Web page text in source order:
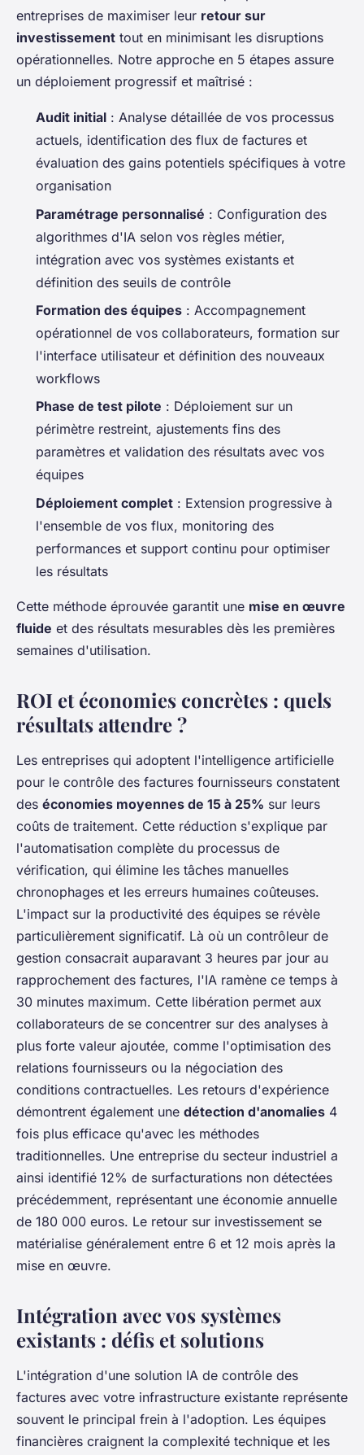
entreprises de maximiser leur retour sur
investissement tout en minimisant les disruptions
opérationnelles. Notre approche en 5 étapes assure
un déploiement progressif et maîtrisé :
Audit initial : Analyse détaillée de vos processus
actuels, identification des flux de factures et
évaluation des gains potentiels spécifiques à votre
organisation
Paramétrage personnalisé : Configuration des
algorithmes d'IA selon vos règles métier,
intégration avec vos systèmes existants et
définition des seuils de contrôle
Formation des équipes : Accompagnement
opérationnel de vos collaborateurs, formation sur
l'interface utilisateur et définition des nouveaux
workflows
Phase de test pilote : Déploiement sur un
périmètre restreint, ajustements fins des
paramètres et validation des résultats avec vos
équipes
Déploiement complet : Extension progressive à
l'ensemble de vos flux, monitoring des
performances et support continu pour optimiser
les résultats
Cette méthode éprouvée garantit une mise en œuvre
fluide et des résultats mesurables dès les premières
semaines d'utilisation.
ROI et économies concrètes : quels
résultats attendre ?
Les entreprises qui adoptent l'intelligence artificielle
pour le contrôle des factures fournisseurs constatent
des économies moyennes de 15 à 25% sur leurs
coûts de traitement. Cette réduction s'explique par
l'automatisation complète du processus de
vérification, qui élimine les tâches manuelles
chronophages et les erreurs humaines coûteuses.
L'impact sur la productivité des équipes se révèle
particulièrement significatif. Là où un contrôleur de
gestion consacrait auparavant 3 heures par jour au
rapprochement des factures, l'IA ramène ce temps à
30 minutes maximum. Cette libération permet aux
collaborateurs de se concentrer sur des analyses à
plus forte valeur ajoutée, comme l'optimisation des
relations fournisseurs ou la négociation des
conditions contractuelles. Les retours d'expérience
démontrent également une détection d'anomalies 4
fois plus efficace qu'avec les méthodes
traditionnelles. Une entreprise du secteur industriel a
ainsi identifié 12% de surfacturations non détectées
précédemment, représentant une économie annuelle
de 180 000 euros. Le retour sur investissement se
matérialise généralement entre 6 et 12 mois après la
mise en œuvre.
Intégration avec vos systèmes
existants : défis et solutions
L'intégration d'une solution IA de contrôle des
factures avec votre infrastructure existante représente
souvent le principal frein à l'adoption. Les équipes
financières craignent la complexité technique et les